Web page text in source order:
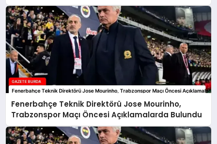
Fenerbahçe Teknik Direktörü Jose Mourinho,
Trabzonspor Maçı Öncesi Açıklamalarda Bulundu